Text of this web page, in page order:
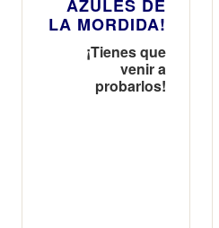
AZULES DE
LA MORDIDA!
¡Tienes que
venir a
probarlos!